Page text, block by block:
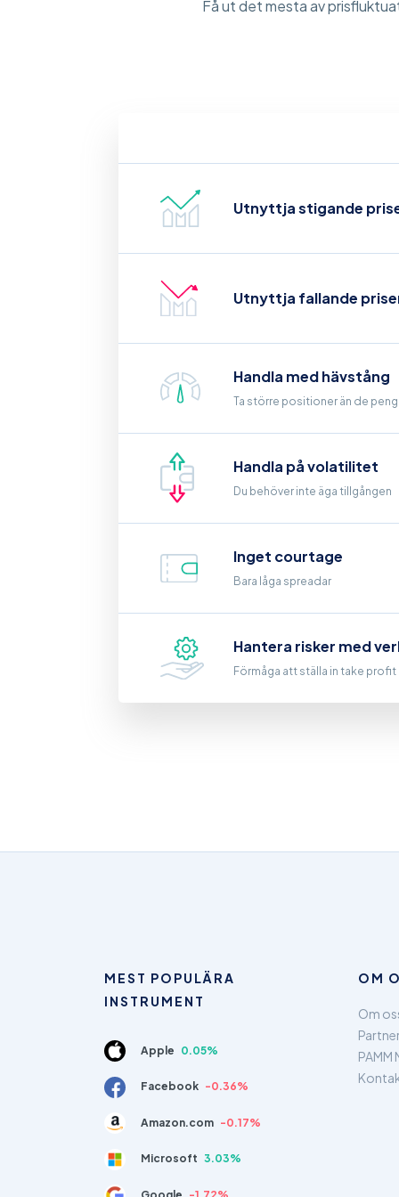
Få ut det mesta av
Utnyttja stigande
Utnyttja fallande
Handla med hävstång
Ta större positioner än de
Handla på volatilitet
Du behöver inte äga tillgången
Inget courtage
Bara låga spreadar
Hantera risker med
Förmåga att ställa in take
MEST POPULÄRA
INSTRUMENT
Apple 0.05%
Facebook -0.36%
Amazon.com -0.17%
Microsoft 3.03%
OM
Om
PAMM